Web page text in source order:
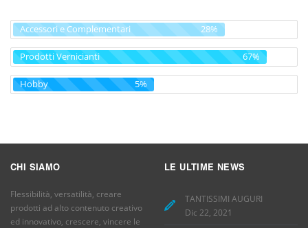
Accessori e Complementari 28%
Prodotti Vernicianti 67%
Hobby 5%
CHI SIAMO
Flessibilità, versatilità, creare
prodotti ad alto contenuto creativo
ed innovativo, crescere, vincere le
LE ULTIME NEWS
TANTISSIMI AUGURI
Dic 22, 2021